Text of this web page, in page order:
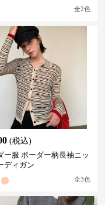
全2色
(税込)
ー服 ボーダー柄長袖ニッ
ディガン
全3色